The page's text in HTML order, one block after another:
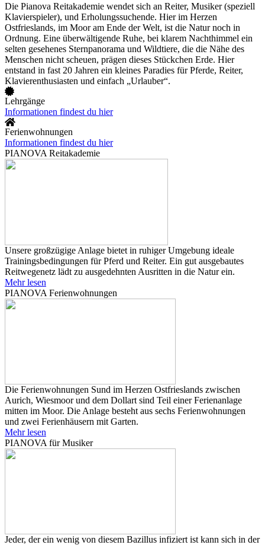
Die Pianova Reitakademie wendet sich an Reiter, Musiker (speziell
Klavierspieler), und Erholungssuchende. Hier im Herzen
Ostfrieslands, im Moor am Ende der Welt, ist die Natur noch in
Ordnung. Eine überwältigende Ruhe, bei klarem Nachthimmel ein
selten gesehenes Sternpanorama und Wildtiere, die die Nähe des
Menschen nicht scheuen, prägen dieses Stückchen Erde. Hier
entstand in fast 20 Jahren ein kleines Paradies für Pferde, Reiter,
Klavierenthusiasten und einfach „Urlauber“.
Lehrgänge
Informationen findest du hier
Ferienwohnungen
Informationen findest du hier
PIANOVA Reitakademie
Unsere großzügige Anlage bietet in ruhiger Umgebung ideale
Trainingsbedingungen für Pferd und Reiter. Ein gut ausgebautes
Reitwegenetz lädt zu ausgedehnten Ausritten in die Natur ein.
Mehr lesen
PIANOVA Ferienwohnungen
Die Ferienwohnungen Sund im Herzen Ostfrieslands zwischen
Aurich, Wiesmoor und dem Dollart sind Teil einer Ferienanlage
mitten im Moor. Die Anlage besteht aus sechs Ferienwohnungen
und zwei Ferienhäusern mit Garten.
Mehr lesen
PIANOVA für Musiker
Jeder, der ein wenig von diesem Bazillus infiziert ist kann sich in der